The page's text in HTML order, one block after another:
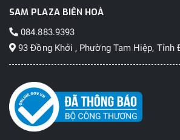
SAM PLAZA BIÊN HOÀ
084.883.9393
93 Đồng Khởi , Phường Tam Hiệp, Tỉnh